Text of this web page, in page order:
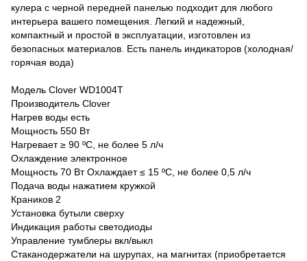
кулера с черной передней панелью подходит для любого
интерьера вашего помещения. Легкий и надежный,
компактный и простой в эксплуатации, изготовлен из
безопасных материалов. Есть панель индикаторов (холодная/
горячая вода)
Модель Clover WD1004T
Производитель Clover
Нагрев воды есть
Мощность 550 Вт
Нагревает ≥ 90 ºС, не более 5 л/ч
Охлаждение электронное
Мощность 70 Вт Охлаждает ≤ 15 ºС, не более 0,5 л/ч
Подача воды нажатием кружкой
Краников 2
Установка бутыли сверху
Индикация работы светодиоды
Управление тумблеры вкл/выкл
Стаканодержатели на шурупах, на магнитах (приобретается